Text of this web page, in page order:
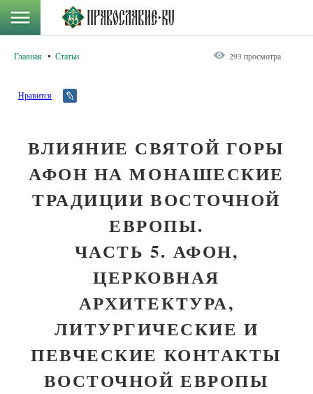
Главная Статьи 293 просмотра
Нравится
ВЛИЯНИЕ СВЯТОЙ ГОРЫ
АФОН НА МОНАШЕСКИЕ
ТРАДИЦИИ ВОСТОЧНОЙ
ЕВРОПЫ.
ЧАСТЬ 5. АФОН,
ЦЕРКОВНАЯ
АРХИТЕКТУРА,
ЛИТУРГИЧЕСКИЕ И
ПЕВЧЕСКИЕ КОНТАКТЫ
ВОСТОЧНОЙ ЕВРОПЫ